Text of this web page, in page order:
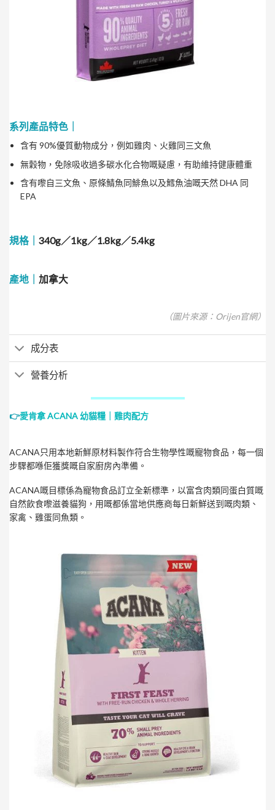
系列產品特色｜
含有 90%優質動物成分，例如雞肉、火雞同三文魚
無穀物，免除吸收過多碳水化合物嘅疑慮，有助維持健康體重
含有嚟自三文魚、原條鯖魚同鯡魚以及鱈魚油嘅天然 DHA 同
EPA
規格｜ 340g／1kg／1.8kg／5.4kg
產地｜ 加拿大
（圖片來源：Orijen官網）
成分表
營養分析
👉愛肯拿 ACANA 幼貓糧｜雞肉配方
ACANA只用本地新鮮原材料製作符合生物學性嘅寵物食品，每一個
步驟都喺佢獲獎嘅自家廚房內準備。
ACANA嘅目標係為寵物食品訂立全新標準，以富含肉類同蛋白質嘅
自然飲食嚟滋養貓狗，用嘅都係當地供應商每日新鮮送到嘅肉類、
家禽、雞蛋同魚類。